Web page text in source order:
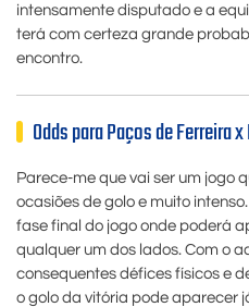
intensamente disputado e a
terá com certeza grande
encontro.
Odds para Paços de Ferreira
Parece-me que vai ser um jogo
ocasiões de golo e muito
fase final do jogo onde poderá
qualquer um dos lados. Com o
consequentes défices físicos e
o golo da vitória pode aparecer